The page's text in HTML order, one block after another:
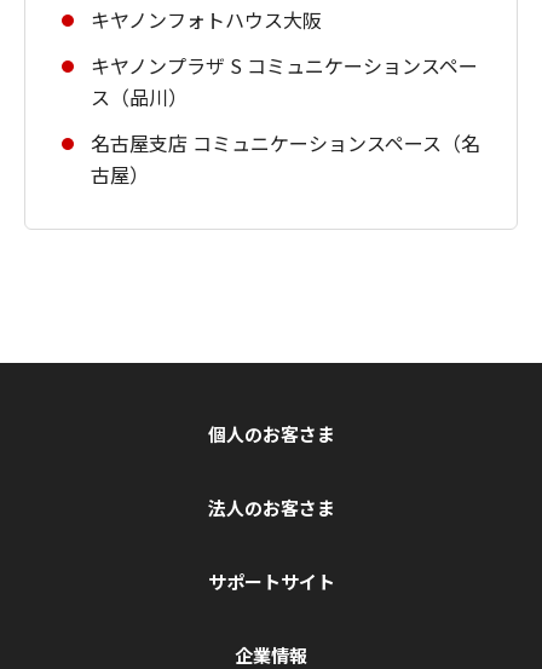
キヤノンフォトハウス大阪
キヤノンプラザ S コミュニケーションスペー
ス（品川）
名古屋支店 コミュニケーションスペース（名
古屋）
個人のお客さま
法人のお客さま
サポートサイト
企業情報